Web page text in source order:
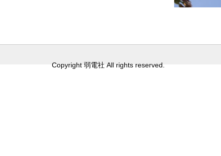
Copyright 弱電社 All rights reserved.